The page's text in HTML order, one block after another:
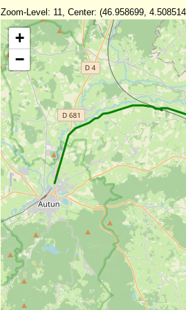
Zoom-Level: 11, Center: (46.958699,
+
−